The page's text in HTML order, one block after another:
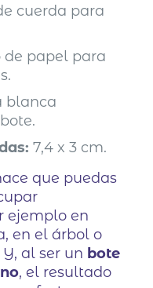
cuerda para
papel para
blanca
7,4 x 3 cm.
que puedas
ejemplo en
en el árbol o
al ser un bote
, el resultado